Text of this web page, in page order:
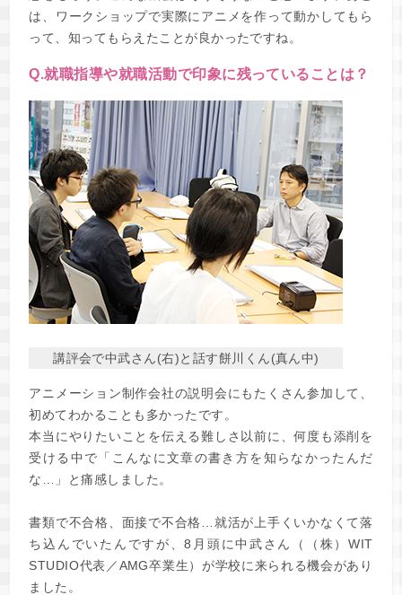
は、ワークショップで実際にアニメを作って動かしてもら
って、知ってもらえたことが良かったですね。
Q.就職指導や就職活動で印象に残っていることは？
講評会で中武さん(右)と話す餅川くん(真ん中)
アニメーション制作会社の説明会にもたくさん参加して、
初めてわかることも多かったです。
本当にやりたいことを伝える難しさ以前に、何度も添削を
受ける中で「こんなに文章の書き方を知らなかったんだ
な…」と痛感しました。
書類で不合格、面接で不合格…就活が上手くいかなくて落
ち込んでいたんですが、8月頭に中武さん（（株）WIT
STUDIO代表／AMG卒業生）が学校に来られる機会があり
ました。